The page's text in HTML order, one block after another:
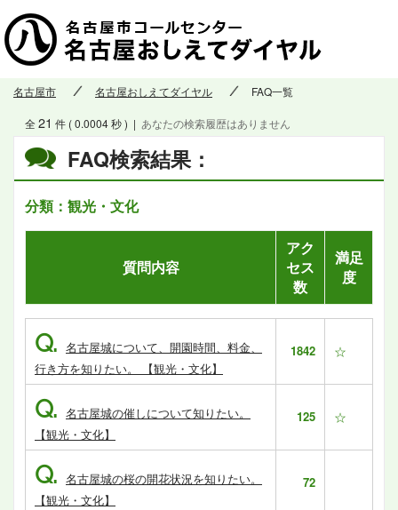
名古屋市 名古屋おしえてダイヤル FAQ一覧
FAQ検索結果：
分類：観光・文化
全21 件 ( 0.0004 秒 ) | あなたの検索履歴はありません
質問内容
アク
セス
数
満足
度
Q. 名古屋城について、開園時間、料金、
行き方を知りたい。 【観光・文化】
1842 ☆
Q. 名古屋城の催しについて知りたい。
【観光・文化】
125 ☆
Q. 名古屋城の桜の開花状況を知りたい。
【観光・文化】
72